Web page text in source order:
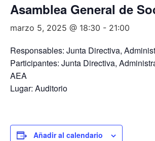
Asamblea General de
marzo 5, 2025 @ 18:30 - 21:00
Responsables: Junta Directiva,
Participantes: Junta Directiva,
AEA
Lugar: Auditorio
Añadir al calendario